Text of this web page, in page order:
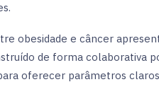
obesidade e câncer
de forma colaborativa
oferecer parâmetros